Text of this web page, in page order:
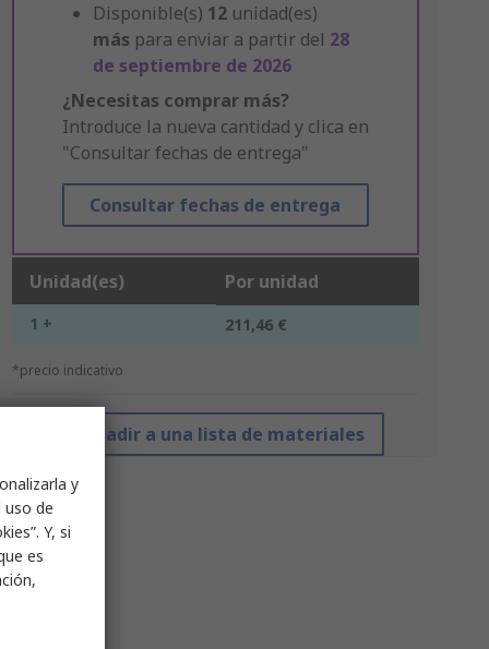
Disponible(s) 12 unidad(es)
más para enviar a partir del 28
de septiembre de 2026
¿Necesitas comprar más?
Introduce la nueva cantidad y clica en
"Consultar fechas de entrega"
Consultar fechas de entrega
Unidad(es) Por unidad
1 + 211,46 €
*precio indicativo
Añadir a una lista de materiales
y
uso de
Y, si
es